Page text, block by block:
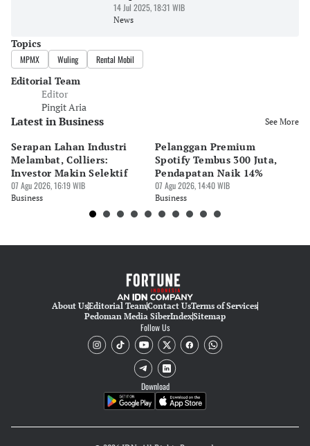
14 Jul 2025, 18:31 WIB
News
Topics
MPMX Wuling Rental Mobil
Editorial Team
Editor
Pingit Aria
Latest in Business See More
Serapan Lahan Industri
Melambat, Colliers:
Investor Makin Selektif
07 Agu 2026, 16:19 WIB
Business
Pelanggan Premium
Spotify Tembus 300 Juta,
Pendapatan Naik 14%
07 Agu 2026, 14:40 WIB
Business
About UsEditorial TeamContact UsTerms of Services
Pedoman Media SiberIndexSitemap
Follow Us
Download